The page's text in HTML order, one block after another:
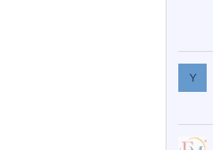
Y